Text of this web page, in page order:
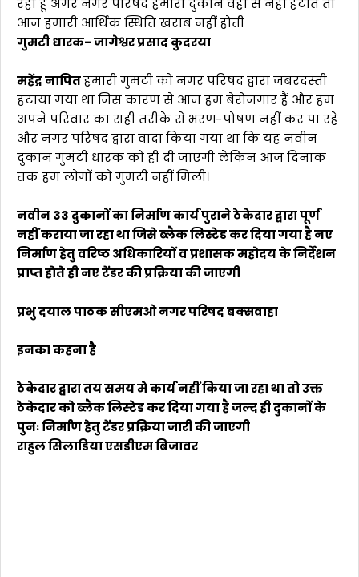
रहा हूं अगर नगर परिषद हमारी दुकान वहां से नहीं हटाते तो
आज हमारी आर्थिक स्थिति खराब नहीं होती
गुमटी धारक- जागेश्वर प्रसाद कुदरया
महेंद्र नापितहमारी गुमटी को नगर परिषद द्वारा जबरदस्ती
हटाया गया था जिस कारण से आज हम बेरोजगार हैं और हम
अपने परिवार का सही तरीके से भरण-पोषण नहीं कर पा रहे
और नगर परिषद द्वारा वादा किया गया था कि यह नवीन
दुकान गुमटी धारक को ही दी जाएंगी लेकिन आज दिनांक
तक हम लोगों को गुमटी नहीं मिली।
नवीन 33 दुकानों का निर्माण कार्य पुराने ठेकेदार द्वारा पूर्ण
नहीं कराया जा रहा था जिसे ब्लैक लिस्टेड कर दिया गया है नए
निर्माण हेतु वरिष्ठ अधिकारियों व प्रशासक महोदय के निर्देशन
प्राप्त होते ही नए टेंडर की प्रक्रिया की जाएगी
प्रभु दयाल पाठक सीएमओ नगर परिषद बक्सवाहा
इनका कहना है
ठेकेदार द्वारा तय समय मे कार्य नहीं किया जा रहा था तो उक्त
ठेकेदार को ब्लैक लिस्टेड कर दिया गया है जल्द ही दुकानों के
पुनः निर्माण हेतु टेंडर प्रक्रिया जारी की जाएगी
राहुल सिलाडिया एसडीएम बिजावर